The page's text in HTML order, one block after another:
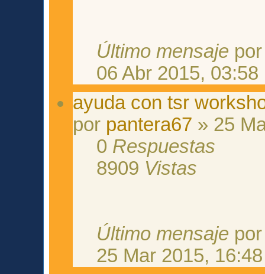
Último mensaje
06 Abr 2015, 03:58
ayuda con tsr
por pantera67 » 25
0 Respuestas
8909 Vistas
Último mensaje
25 Mar 2015, 16:48